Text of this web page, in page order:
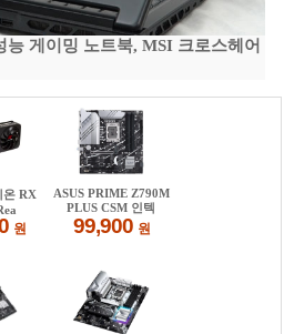
게이밍 노트북, MSI 크로스헤어